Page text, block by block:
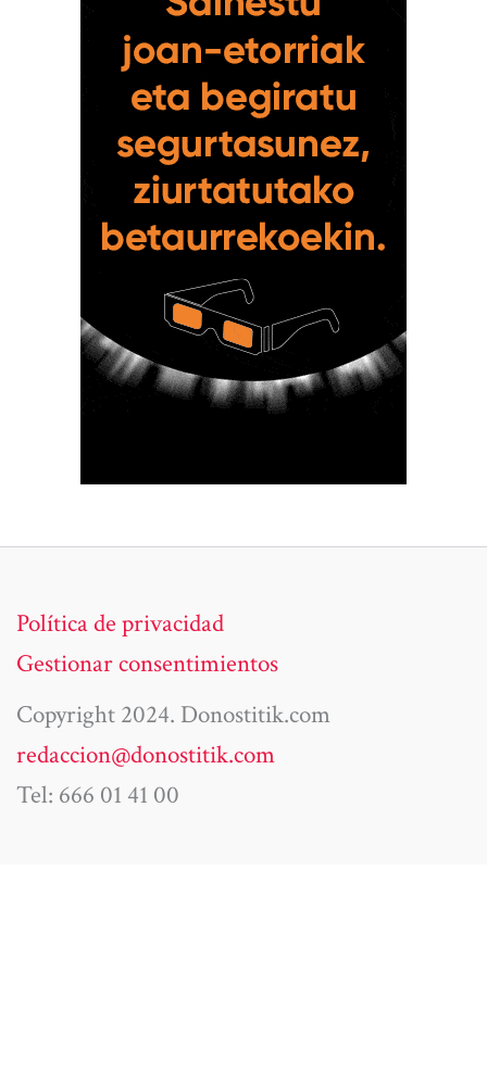
Política de privacidad
Gestionar consentimientos
Copyright 2024. Donostitik.com
redaccion@donostitik.com
Tel: 666 01 41 00